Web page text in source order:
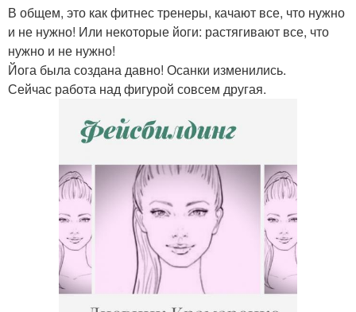
В общем, это как фитнес тренеры, качают все, что нужно
и не нужно! Или некоторые йоги: растягивают все, что
нужно и не нужно!
Йога была создана давно! Осанки изменились.
Сейчас работа над фигурой совсем другая.